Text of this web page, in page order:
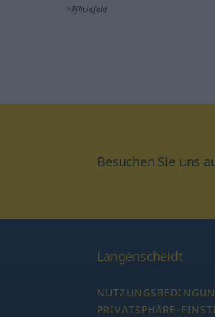
*Pflichtfeld
Besuchen Sie uns
Langenscheidt
PRIVATSPHÄRE-